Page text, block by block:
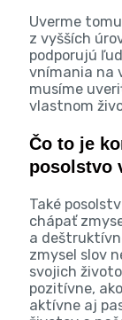
Uverme
z vyšších
podporujú
vnímania na
musíme
vlastnom
Čo to je
posolstvo
Také
chápať
a
zmysel slov
svojich
pozitívne,
aktívne aj